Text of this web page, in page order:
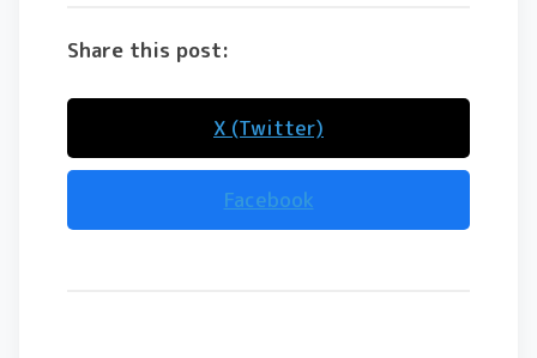
Share this post:
X (Twitter)
Facebook